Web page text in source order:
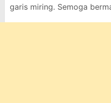
garis miring. Semoga